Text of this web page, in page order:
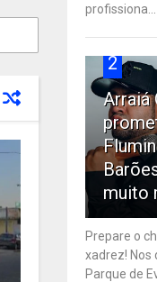
profissiona...
2
Arraiá
muito
Prepare o
xadrez! Nos
Parque de